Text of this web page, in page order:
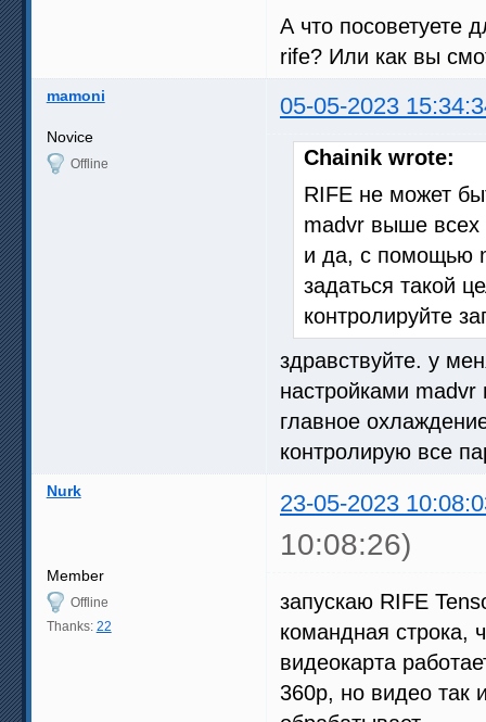
А что посоветуете
rife? Или как вы
mamoni 05-05-2023
Novice
Offline
Chainik wrote:
RIFE не может
madvr выше всех
и да, с помощью
задаться такой
контролируйте
здравствуйте. у
настройками madvr
главное
контролирую все
Nurk 23-05-2023
10:08:26)
Member
Offline
Thanks: 22
запускаю RIFE
командная строка,
видеокарта
360р, но видео так